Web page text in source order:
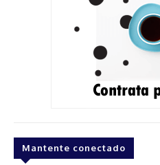
Mantente conectado